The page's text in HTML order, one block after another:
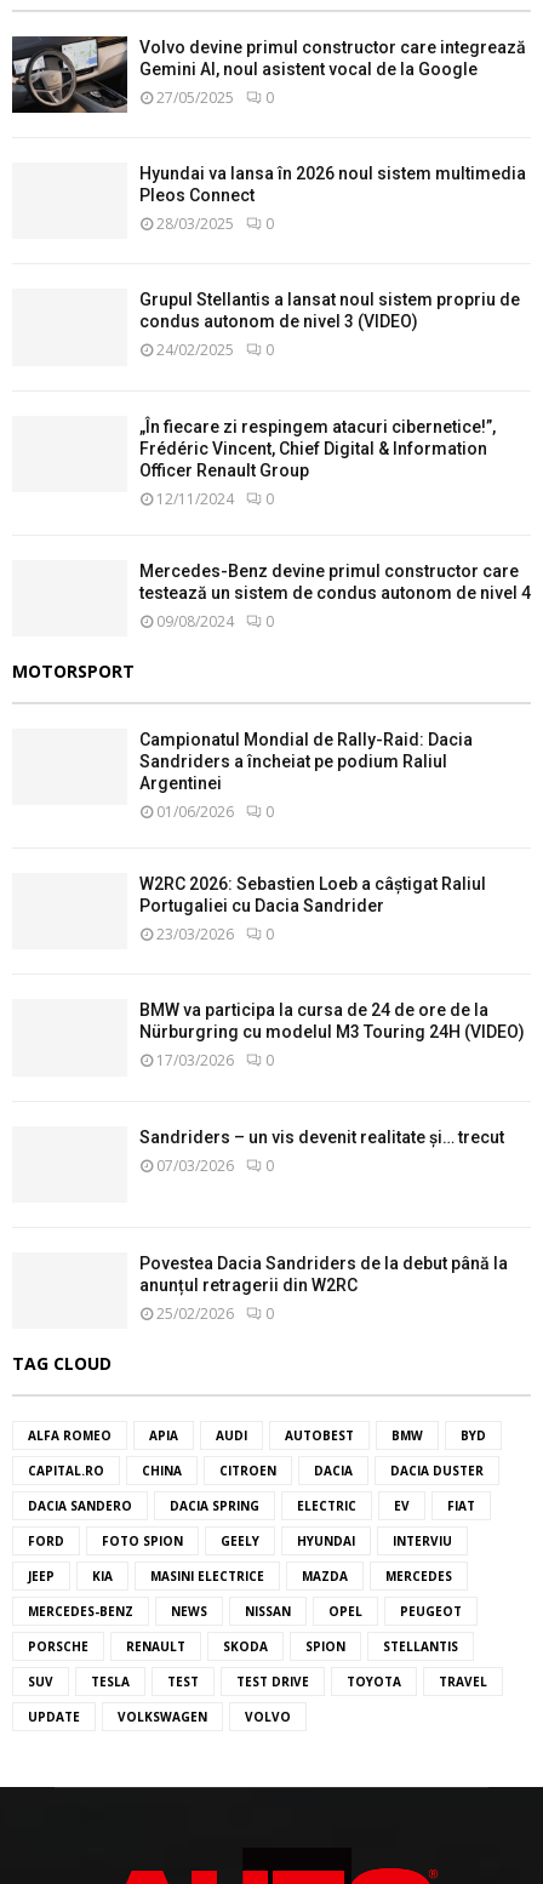
Volvo devine primul constructor care integrează
Gemini AI, noul asistent vocal de la Google
27/05/2025 0
Hyundai va lansa în 2026 noul sistem multimedia
Pleos Connect
28/03/2025 0
Grupul Stellantis a lansat noul sistem propriu de
condus autonom de nivel 3 (VIDEO)
24/02/2025 0
„În fiecare zi respingem atacuri cibernetice!”,
Frédéric Vincent, Chief Digital & Information
Officer Renault Group
12/11/2024 0
Mercedes-Benz devine primul constructor care
testează un sistem de condus autonom de nivel 4
09/08/2024 0
MOTORSPORT
Campionatul Mondial de Rally-Raid: Dacia
Sandriders a încheiat pe podium Raliul
Argentinei
01/06/2026 0
W2RC 2026: Sebastien Loeb a câștigat Raliul
Portugaliei cu Dacia Sandrider
23/03/2026 0
BMW va participa la cursa de 24 de ore de la
Nürburgring cu modelul M3 Touring 24H (VIDEO)
17/03/2026 0
Sandriders – un vis devenit realitate și… trecut
07/03/2026 0
Povestea Dacia Sandriders de la debut până la
anunțul retragerii din W2RC
25/02/2026 0
TAG CLOUD
ALFA ROMEO APIA AUDI AUTOBEST BMW BYD
CAPITAL.RO CHINA CITROEN DACIA DACIA DUSTER
DACIA SANDERO DACIA SPRING ELECTRIC EV FIAT
FORD FOTO SPION GEELY HYUNDAI INTERVIU
JEEP KIA MASINI ELECTRICE MAZDA MERCEDES
MERCEDES-BENZ NEWS NISSAN OPEL PEUGEOT
PORSCHE RENAULT SKODA SPION STELLANTIS
SUV TESLA TEST TEST DRIVE TOYOTA TRAVEL
UPDATE VOLKSWAGEN VOLVO